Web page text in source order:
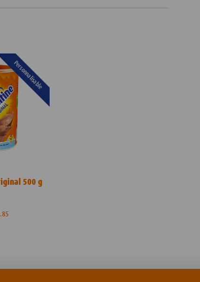
Personnalisable
500 g